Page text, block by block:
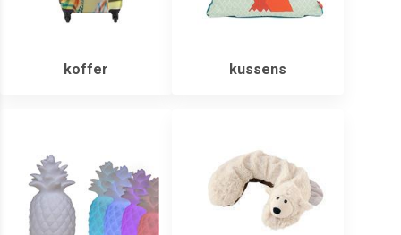
koffer kussens